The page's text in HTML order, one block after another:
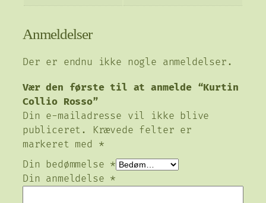
0
.
.
r
s
o
n
a
l
Anmeldelser
Der er endnu ikke nogle anmeldelser.
Vær den første til at anmelde “Kurtin
Collio Rosso”
Din e-mailadresse vil ikke blive
publiceret.
Krævede felter er
markeret med *
Din bedømmelse *
Din anmeldelse *